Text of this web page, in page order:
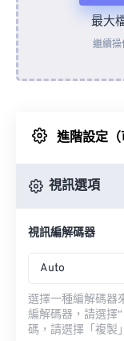
最大
繼續操
進階設定（
視訊選項
視訊編解碼器
Auto
選擇一種編解碼器
編解碼器，請選擇
碼，請選擇「複製